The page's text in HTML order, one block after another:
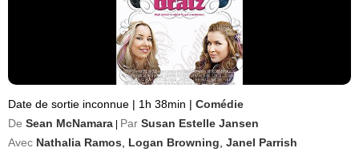
Date de sortie inconnue | 1h 38min | Comédie
De Sean McNamara Par Susan Estelle Jansen
Avec Nathalia Ramos Logan Browning Janel Parrish